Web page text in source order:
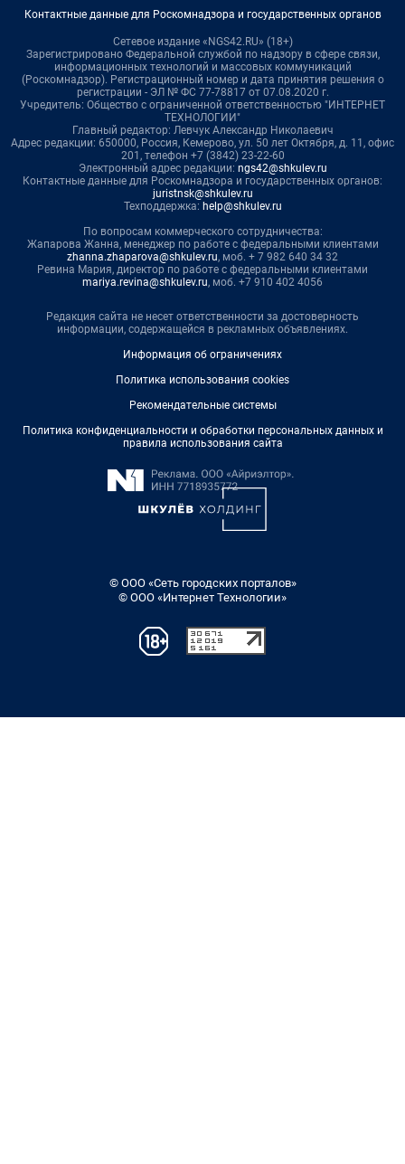
Контактные данные для Роскомнадзора и государственных органов
Сетевое издание «NGS42.RU» (18+)
Зарегистрировано Федеральной службой по надзору в сфере связи,
информационных технологий и массовых коммуникаций
(Роскомнадзор). Регистрационный номер и дата принятия решения о
регистрации - ЭЛ № ФС 77-78817 от 07.08.2020 г.
Учредитель: Общество с ограниченной ответственностью "ИНТЕРНЕТ
ТЕХНОЛОГИИ"
Главный редактор: Левчук Александр Николаевич
Адрес редакции: 650000, Россия, Кемерово, ул. 50 лет Октября, д. 11, офис
201, телефон +7 (3842) 23-22-60
Электронный адрес редакции: ngs42@shkulev.ru
Контактные данные для Роскомнадзора и государственных органов:
juristnsk@shkulev.ru
Техподдержка: help@shkulev.ru
По вопросам коммерческого сотрудничества:
Жапарова Жанна, менеджер по работе с федеральными клиентами
zhanna.zhaparova@shkulev.ru, моб. + 7 982 640 34 32
Ревина Мария, директор по работе с федеральными клиентами
mariya.revina@shkulev.ru, моб. +7 910 402 4056
Редакция сайта не несет ответственности за достоверность
информации, содержащейся в рекламных объявлениях.
Информация об ограничениях
Политика использования cookies
Рекомендательные системы
Политика конфиденциальности и обработки персональных данных и
правила использования сайта
© ООО «Сеть городских порталов»
© ООО «Интернет Технологии»